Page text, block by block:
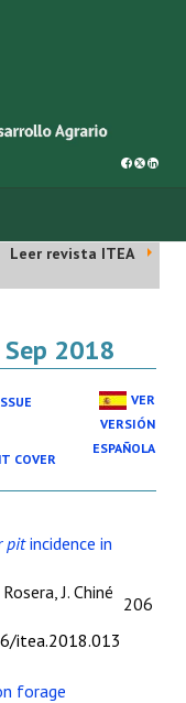
Leer revista ITEA
2018
COVER
VER
VERSIÓN
ESPAÑOLA
pitincidence in
J. Chiné
itea.2018.013
206
forage